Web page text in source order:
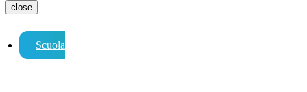
close
Scuola